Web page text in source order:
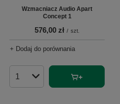
Wzmacniacz Audio Apart
Concept 1
576,00 zł / szt.
+ Dodaj do porównania
Ilość produktów